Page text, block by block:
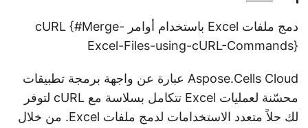
دمج ملفات Excel باستخدام أوامر cURL {#Merge-
Excel-Files-using-cURL-Commands}
Aspose.Cells Cloud عبارة عن واجهة برمجة تطبيقات
محسّنة لعمليات Excel تتكامل بسلاسة مع cURL لتوفر
لك حلاً متعدد الاستخدامات لدمج ملفات Excel. من خلال